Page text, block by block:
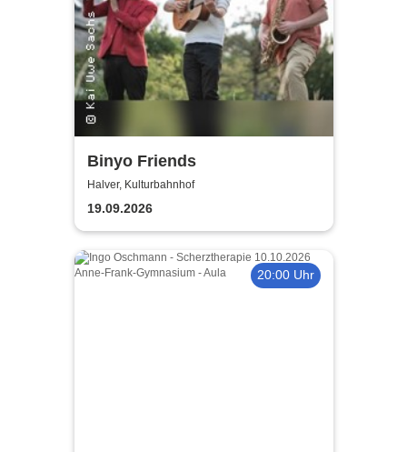
Binyo Friends
Halver, Kulturbahnhof
19.09.2026
20:00 Uhr